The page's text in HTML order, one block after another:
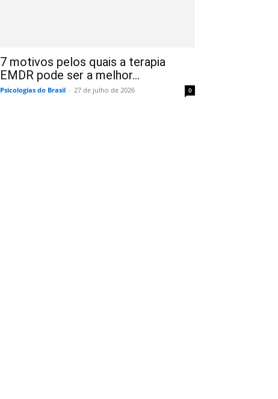
7 motivos pelos quais a terapia
EMDR pode ser a melhor...
Psicologias do Brasil - 27 de julho de 2026 0